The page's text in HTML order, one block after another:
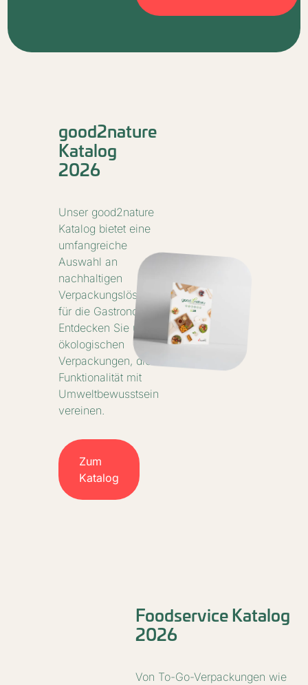
good2nature
Katalog
2026
Unser good2nature
Katalog bietet eine
umfangreiche
Auswahl an
nachhaltigen
Verpackungslösungen
für die Gastronomie.
Entdecken Sie unsere
ökologischen
Verpackungen, die
Funktionalität mit
Umweltbewusstsein
vereinen.
Zum
Katalog
Foodservice Katalog
2026
Von To-Go-Verpackungen wie